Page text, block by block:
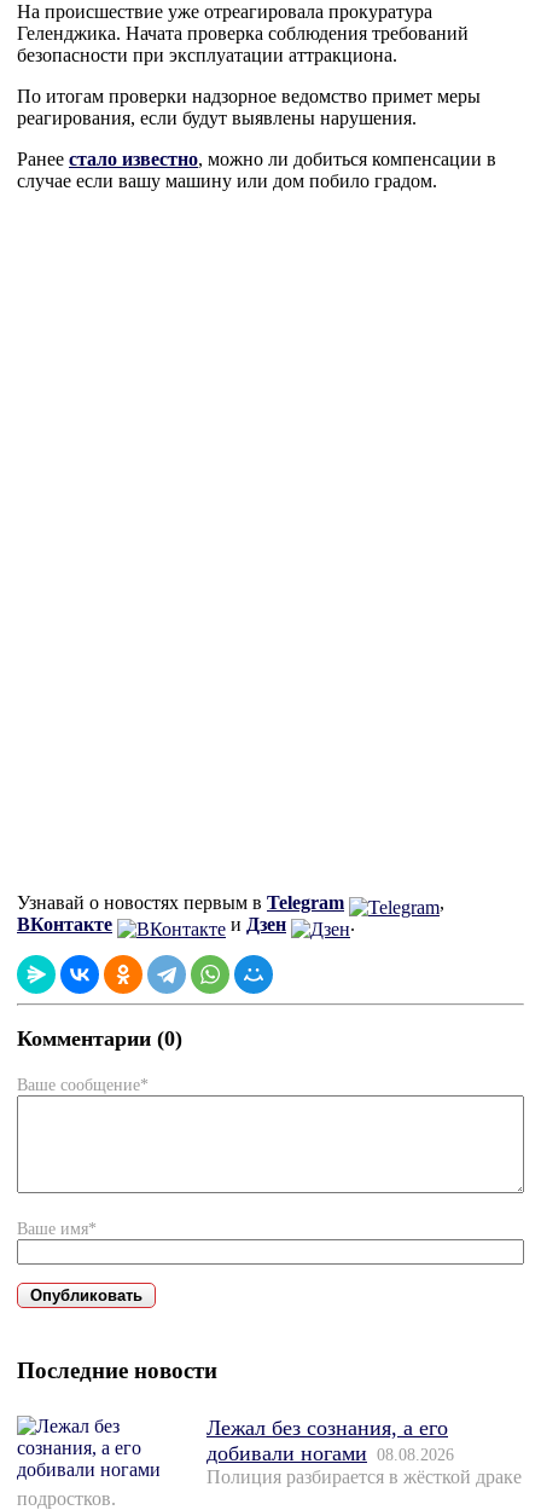
На происшествие уже отреагировала прокуратура
Геленджика. Начата проверка соблюдения требований
безопасности при эксплуатации аттракциона.
По итогам проверки надзорное ведомство примет меры
реагирования, если будут выявлены нарушения.
Ранее стало известно, можно ли добиться компенсации в
случае если вашу машину или дом побило градом.
Узнавай о новостях первым в Telegram
,
ВКонтакте
и Дзен .
Комментарии (0)
Ваше сообщение*
Ваше имя*
Последние новости
Лежал без сознания, а его
добивали ногами 08.08.2026
Полиция разбирается в жёсткой драке
подростков.